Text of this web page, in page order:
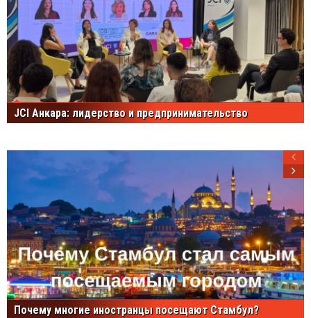
JCI Анкара: лидерство и предпринимательство
Почему многие иностранцы посещают Стамбул?